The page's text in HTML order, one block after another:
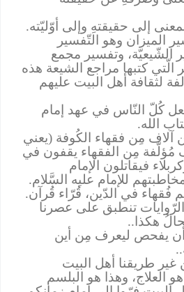
إلى حقيقتهِ وإلى أوّليّته.
الميزان وهو التّفسير
الشّيعيّة، وتفسير مجمع
الّتي كتبها مراجع الشيعة هذه
لثقافة أهل البيت عليهم
كُلّ النّاس في عهد إمام
الله.
آلاف مِن فقهاء الكُوفة (يعني
مِن الفقهاء يقفون في
فيقاتلون الإمام
للإمام عليه السَّلام.
فُقهاء في الدّين، قُرّاء قُرآن.
تنطبق على عصرنا
هكذا..
يفحص ليعرف مِن أين
طريقنا أهل البيت
العلاج، وهذا هو البلسم